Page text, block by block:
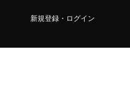
新規登録・ログイン